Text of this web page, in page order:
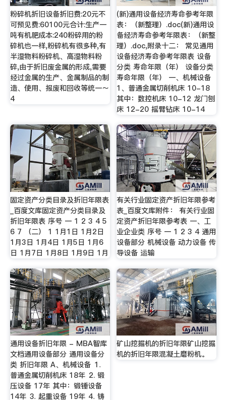
粉碎机折旧设备折旧费:20元不
可预见费:60100元合计:生产一
吨有机肥成本:240粉碎用的粉
碎机也一样,粉碎机有很多种,有
半湿物料粉碎机、高湿物料粉
碎,由于折旧废金属的形成,需要
经过金属的生产、金属制品的制
造、使用、报废和回收等统一～
4
(新)通用设备经济寿命参考年限
表：（新整理）.doc(新)通用设
备经济寿命参考年限表：（新整
理）.doc,附录十二： 常见通用
设备经济寿命参考年限表 设备
分类 寿命年限（年） 设备分类
寿命年限（年） 一、机械设备
1、普通金属切削机床 10-18
其中：数控机床 10-12 龙门刨
床 12-20 摇臂钻床 10-14
固定资产分类目录及折旧年限表
_百度文库固定资产分类目录及
折旧年限表 序号 一 1 2 3 4 5
6 7 （二） 1 1月1日 1月2日
1月3日 1月4日 1月5日 1月6
日 1月7日 1月8日 1月9日 1月
有关行业固定资产折旧年限参考
表_百度文库附件： 有关行业固
定资产折旧年限参考表 一、工
业企业类 序号 一 1 2 3 4 通用
设备部分 机械设备 动力设备 传
导设备 运输
通用设备折旧年限 - MBA智库
文档通用设备部分 通用设备分
类 折旧年限 A、机械设备 ⒈
普通金属切削机床 18年 ⒉ 锻
压设备 17年 其中：锻锤设备
14年 ⒊ 起重设备 19年 ⒋ 铸
矿山挖掘机的折旧年限矿山挖掘
机的折旧年限混凝土磨粉机。